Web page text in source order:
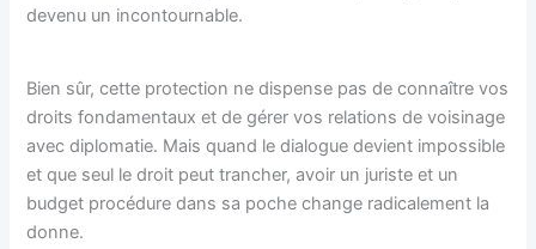
devenu un incontournable.
Bien sûr, cette protection ne dispense pas de connaître vos
droits fondamentaux et de gérer vos relations de voisinage
avec diplomatie. Mais quand le dialogue devient impossible
et que seul le droit peut trancher, avoir un juriste et un
budget procédure dans sa poche change radicalement la
donne.